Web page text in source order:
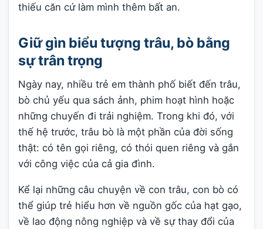
thiếu căn cứ làm mình thêm bất an.
Giữ gìn biểu tượng trâu, bò bằng
sự trân trọng
Ngày nay, nhiều trẻ em thành phố biết đến trâu,
bò chủ yếu qua sách ảnh, phim hoạt hình hoặc
những chuyến đi trải nghiệm. Trong khi đó, với
thế hệ trước, trâu bò là một phần của đời sống
thật: có tên gọi riêng, có thói quen riêng và gắn
với công việc của cả gia đình.
Kể lại những câu chuyện về con trâu, con bò có
thể giúp trẻ hiểu hơn về nguồn gốc của hạt gạo,
về lao động nông nghiệp và về sự thay đổi của